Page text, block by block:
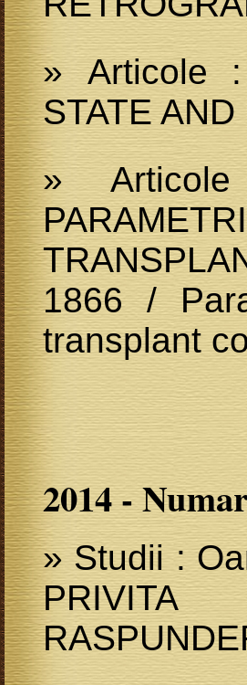
» Articole :
STATE
»
1866 /
transplant
2014 -
» Studii :
PRIVITA